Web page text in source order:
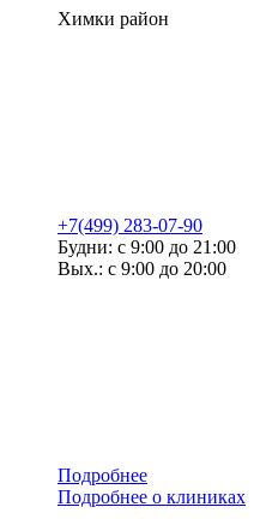
Химки район
+7(499) 283-07-90
Будни: с 9:00 до 21:00
Вых.: с 9:00 до 20:00
Подробнее
Подробнее о клиниках